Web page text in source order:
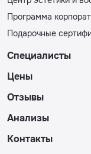
Программа
Подарочные
Специалисты
Цены
Отзывы
Анализы
Контакты